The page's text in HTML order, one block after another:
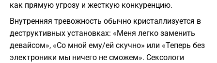
как прямую угрозу и жесткую конкуренцию.
Внутренняя тревожность обычно кристаллизуется в
деструктивных установках: «Меня легко заменить
девайсом», «Со мной ему/ей скучно» или «Теперь без
электроники мы ничего не сможем». Сексологи